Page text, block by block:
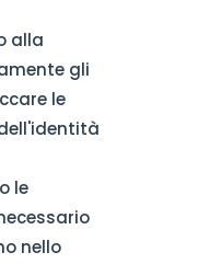
alla
gli
le
le
nello